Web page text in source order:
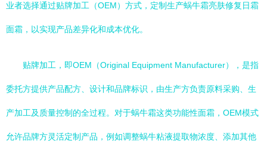
业者选择通过贴牌加工（OEM）方式，定制生产蜗牛霜亮肤修复日霜
面霜，以实现产品差异化和成本优化。
贴牌加工，即OEM（Original Equipment Manufacturer），是指
委托方提供产品配方、设计和品牌标识，由生产方负责原料采购、生
产加工及质量控制的全过程。对于蜗牛霜这类功能性面霜，OEM模式
允许品牌方灵活定制产品，例如调整蜗牛粘液提取物浓度、添加其他